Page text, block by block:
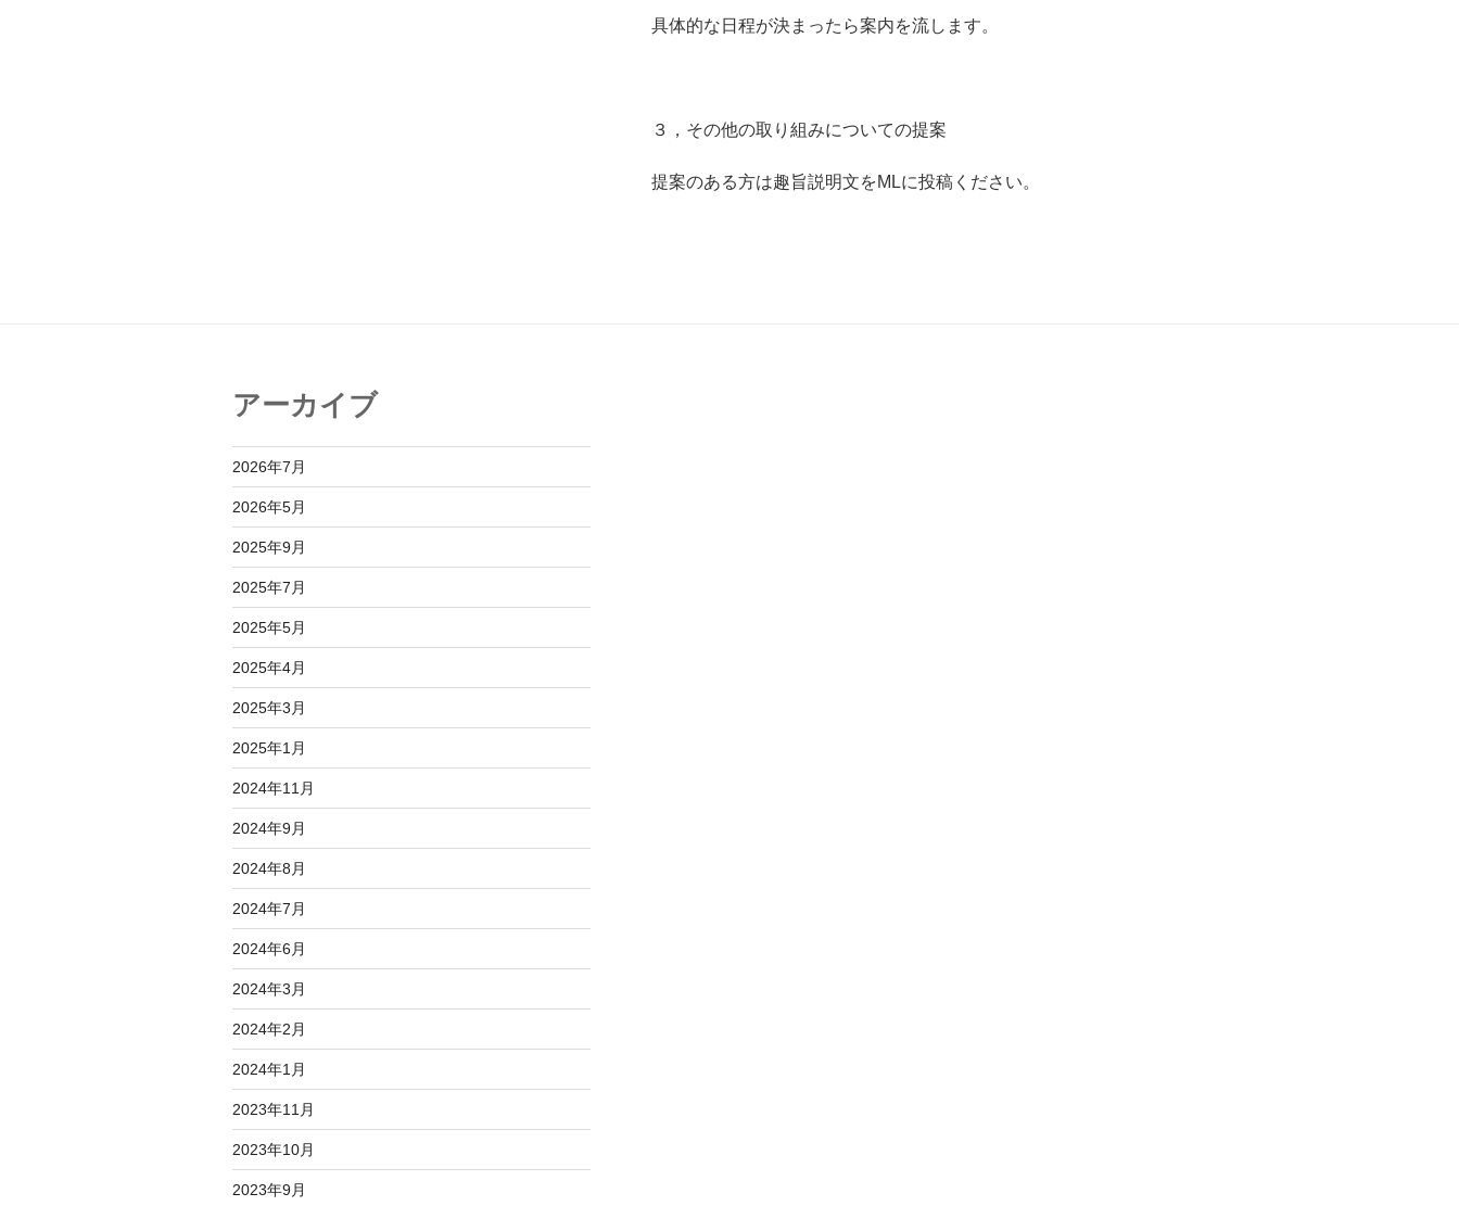
具体的な日程が決まったら案内を流します。
３，その他の取り組みについての提案
提案のある方は趣旨説明文をMLに投稿ください。
アーカイブ
2026年7月
2026年5月
2025年9月
2025年7月
2025年5月
2025年4月
2025年3月
2025年1月
2024年11月
2024年9月
2024年8月
2024年7月
2024年6月
2024年3月
2024年2月
2024年1月
2023年11月
2023年10月
2023年9月